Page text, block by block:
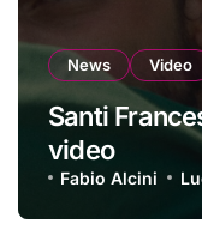
News Video
Santi
video
Fabio Alcini